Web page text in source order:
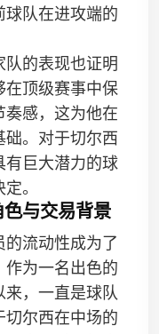
球队在进攻端的
的表现也证明
在顶级赛事中保
感，这为他在
。对于切尔西
有巨大潜力的球
。
与交易背景
流动性成为了
为一名出色的
来，一直是球队
切尔西在中场的